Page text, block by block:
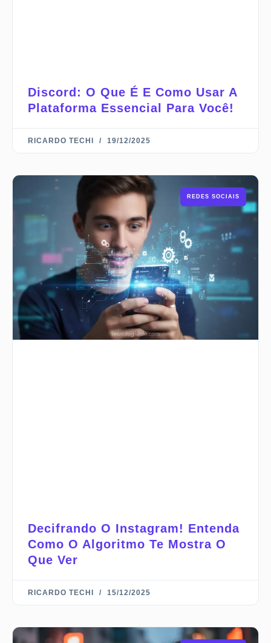
Discord: O Que É E Como Usar A
Plataforma Essencial Para Você!
RICARDO TECHI 19/12/2025
REDES SOCIAIS
Decifrando O Instagram! Entenda
Como O Algoritmo Te Mostra O
Que Ver
RICARDO TECHI 15/12/2025